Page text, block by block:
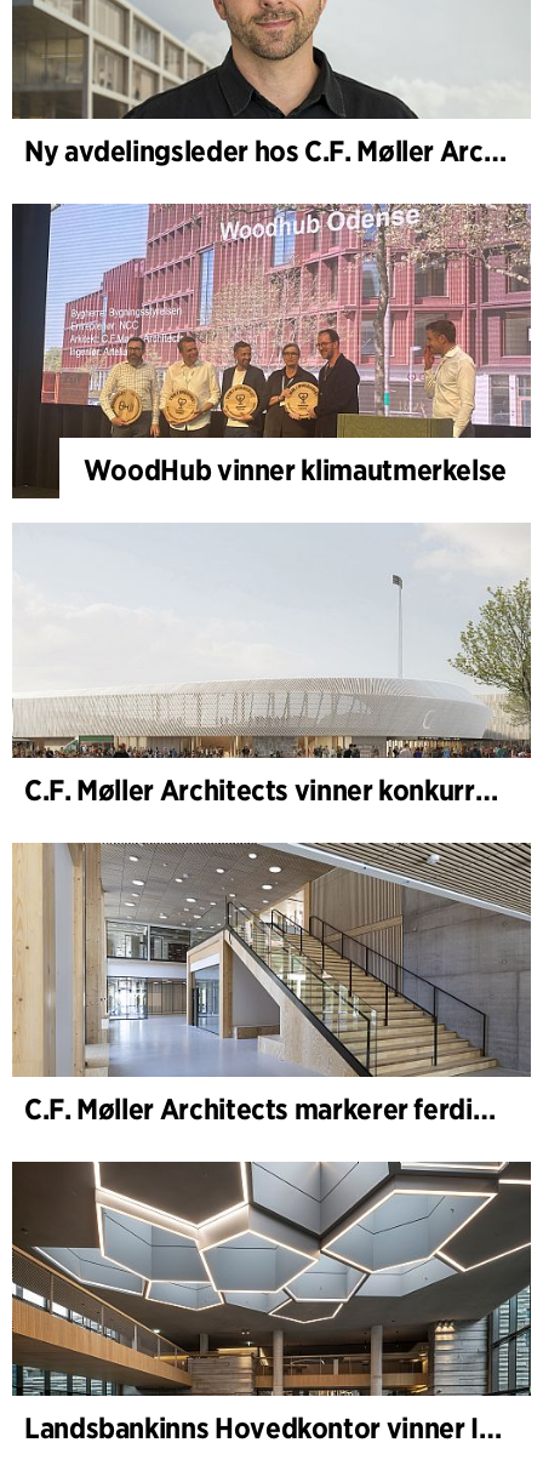
Ny avdelingsleder hos C.F. Møller Architects i København
WoodHub vinner klimautmerkelse
C.F. Møller Architects vinner konkurranse om nytt stadion i Malmö
C.F. Møller Architects markerer ferdigstillelsen av WoodHub – Danmarks største kontorbygg i tre
Landsbankinns Hovedkontor vinner Islandske Betongpris